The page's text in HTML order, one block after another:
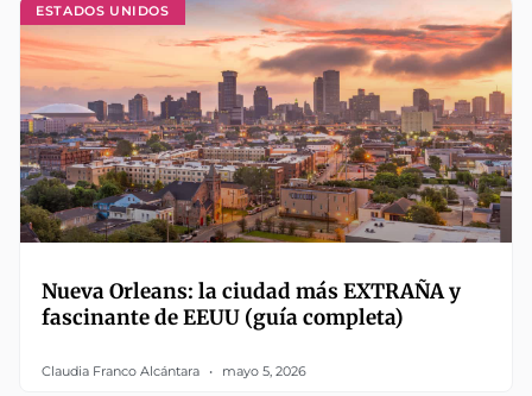
ESTADOS UNIDOS
Nueva Orleans: la ciudad más EXTRAÑA y
fascinante de EEUU (guía completa)
Claudia Franco Alcántara mayo 5, 2026